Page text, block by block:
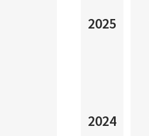
2025
2024